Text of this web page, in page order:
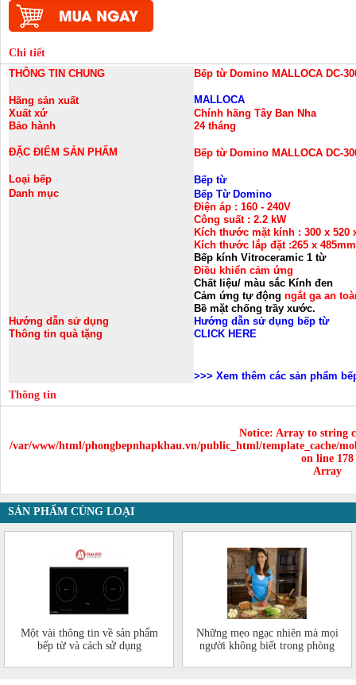
Chi tiết
THÔNG TIN CHUNG
Bếp từ Domino MALLOCA DC-
Hãng sản xuất
MALLOCA
Xuất xứ
Chính hãng Tây Ban Nha
Bảo hành
24 tháng
ĐẶC ĐIỂM SẢN PHẨM Bếp từ Domino MALLOCA DC-
Loại bếp
Bếp từ
Danh mục
Bếp Từ Domino
Điện áp : 160 - 240V
Công suất : 2.2 kW
Kích thước mặt kính : 300 x 520
Kích thước lắp đặt :265 x 485mm
Bếp kính Vitroceramic 1 từ
Điều khiển cảm ứng
Chất liệu/ màu sắc Kính đen
Cảm ứng tự động ngắt ga an
Bề mặt chống trầy xước.
Hướng dẫn sử dụng
Hướng dẫn sử dụng bếp từ
Thông tin quà tặng
CLICK HERE
>>> Xem thêm các sản phẩm
Thông tin
Notice: Array to string
/var/www/html/phongbepnhapkhau.vn/public_html/template_cache/
on line 178
Array
SẢN PHẨM CÙNG LOẠI
Một vài thông tin về sản phẩm
bếp từ và cách sử dụng
Những mẹo ngạc nhiên mà mọi
người không biết trong phòng